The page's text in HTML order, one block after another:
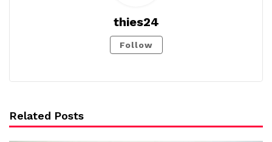
thies24
Follow
Related Posts